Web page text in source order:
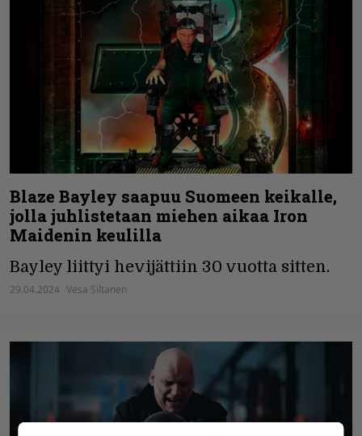
Blaze Bayley saapuu Suomeen keikalle,
jolla juhlistetaan miehen aikaa Iron
Maidenin keulilla
Bayley liittyi hevijättiin 30 vuotta sitten.
29.04.2024 Vesa Siltanen